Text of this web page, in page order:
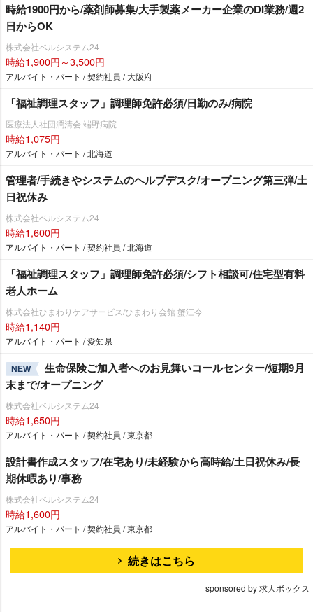
時給1900円から/薬剤師募集/大手製薬メーカー企業のDI業務/週2
日からOK
株式会社ベルシステム24
時給1,900円～3,500円
アルバイト・パート / 契約社員 / 大阪府
「福祉調理スタッフ」調理師免許必須/日勤のみ/病院
医療法人社団潤清会 端野病院
時給1,075円
アルバイト・パート / 北海道
管理者/手続きやシステムのヘルプデスク/オープニング第三弾/土
日祝休み
株式会社ベルシステム24
時給1,600円
アルバイト・パート / 契約社員 / 北海道
「福祉調理スタッフ」調理師免許必須/シフト相談可/住宅型有料
老人ホーム
株式会社ひまわりケアサービス/ひまわり会館 蟹江今
時給1,140円
アルバイト・パート / 愛知県
NEW
生命保険ご加入者へのお見舞いコールセンター/短期9月
末まで/オープニング
株式会社ベルシステム24
時給1,650円
アルバイト・パート / 契約社員 / 東京都
設計書作成スタッフ/在宅あり/未経験から高時給/土日祝休み/長
期休暇あり/事務
株式会社ベルシステム24
時給1,600円
アルバイト・パート / 契約社員 / 東京都
続きはこちら
sponsored by 求人ボックス